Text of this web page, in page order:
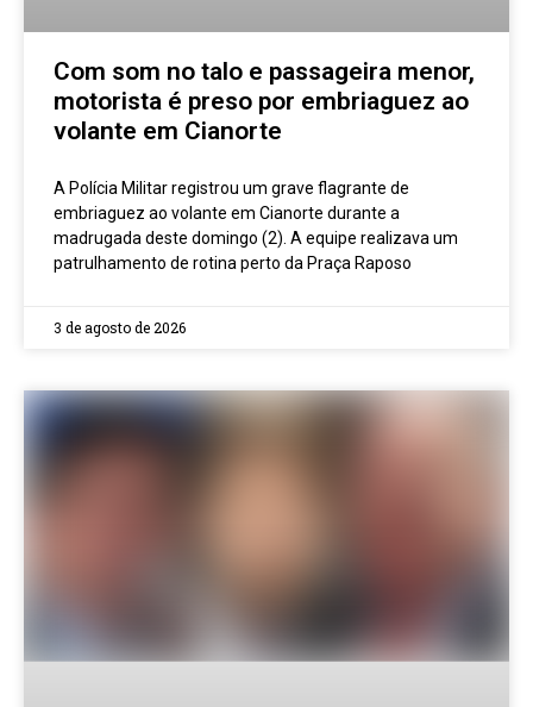
Com som no talo e passageira menor,
motorista é preso por embriaguez ao
volante em Cianorte
A Polícia Militar registrou um grave flagrante de
embriaguez ao volante em Cianorte durante a
madrugada deste domingo (2). A equipe realizava um
patrulhamento de rotina perto da Praça Raposo
3 de agosto de 2026